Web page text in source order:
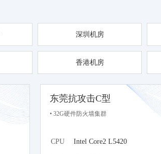
深圳机房
香港机房
东莞抗攻击C型
• 32G硬件防火墙集群
CPU Intel Core2 L5420